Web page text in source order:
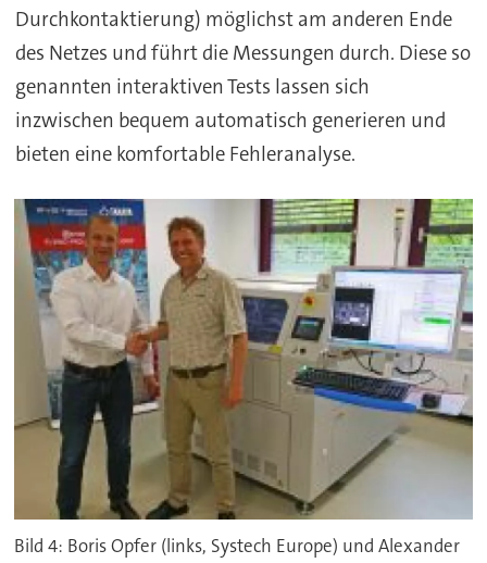
Durchkontaktierung) möglichst am anderen Ende
des Netzes und führt die Messungen durch. Diese so
genannten interaktiven Tests lassen sich
inzwischen bequem automatisch generieren und
bieten eine komfortable Fehleranalyse.
Bild 4: Boris Opfer (links, Systech Europe) und Alexander